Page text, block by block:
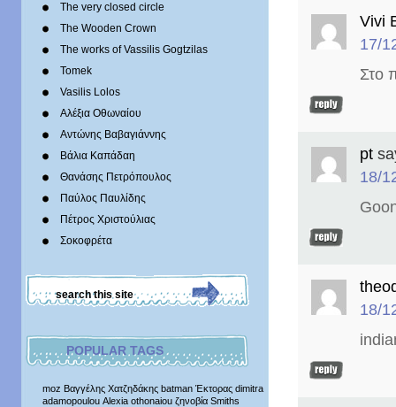
The very closed circle
The Wooden Crown
The works of Vassilis Gogtzilas
Tomek
Vasilis Lolos
Αλέξια Οθωναίου
Αντώνης Βαβαγιάννης
Βάλια Καπάδαη
Θανάσης Πετρόπουλος
Παύλος Παυλίδης
Πέτρος Χριστούλιας
Σοκοφρέτα
POPULAR TAGS
moz Βαγγέλης Χατζηδάκης batman Έκτορας dimitra
adamopoulou Alexia othonaiou ζηνοβία Smiths
Vivi
17/
Στο
pt
18/
18/